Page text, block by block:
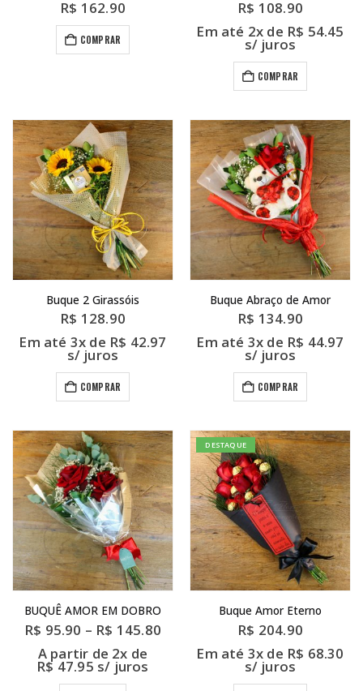
R$ 162.90
COMPRAR
R$ 108.90
Em até 2x de R$ 54.45
s/ juros
COMPRAR
Buque 2 Girassóis
R$ 128.90
Em até 3x de R$ 42.97
s/ juros
COMPRAR
Buque Abraço de Amor
R$ 134.90
Em até 3x de R$ 44.97
s/ juros
COMPRAR
BUQUÊ AMOR EM DOBRO
R$ 95.90 – R$ 145.80
preço:
A partir de 2x de
R$ 47.95 s/ juros
DESTAQUE
Buque Amor Eterno
R$ 204.90
Em até 3x de R$ 68.30
s/ juros